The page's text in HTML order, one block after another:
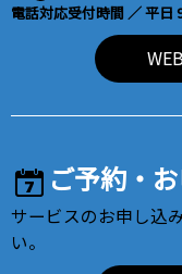
電話対応受付時間 ／ 平日
ご予約・
サービスのお申し込
い。